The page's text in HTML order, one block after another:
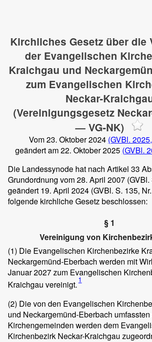
Kirchliches Gesetz über die
der Evangelischen
Kraichgau und
zum Evangelischen
Neckar-
(Vereinigungsgesetz
— VG-NK)
Vom 23. Oktober 2024 (GVBl.
geändert am 22. Oktober 2025 (GVBl.
Die Landessynode hat nach Artikel 33
Grundordnung vom 28. April 2007
geändert 19. April 2024 (GVBl. S. 135,
folgende kirchliche Gesetz beschlossen:
§ 1
Vereinigung von
(1) Die Evangelischen Kirchenbezirke
Neckargemünd-Eberbach werden mit
Januar 2027 zum Evangelischen
Kraichgau vereinigt. 1
(2) Die von den Evangelischen
und Neckargemünd-Eberbach
Kirchengemeinden werden dem
Kirchenbezirk Neckar-Kraichgau